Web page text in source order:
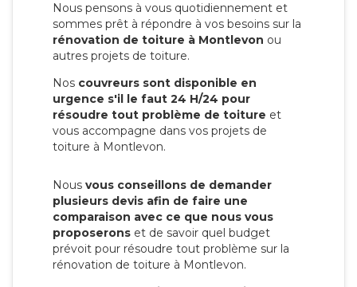
Nous pensons à vous quotidiennement et
sommes prêt à répondre à vos besoins sur la
rénovation de toiture à Montlevon ou
autres projets de toiture.
Nos couvreurs sont disponible en
urgence s'il le faut 24 H/24 pour
résoudre tout problème de toiture et
vous accompagne dans vos projets de
toiture à Montlevon.
Nous vous conseillons de demander
plusieurs devis afin de faire une
comparaison avec ce que nous vous
proposerons et de savoir quel budget
prévoit pour résoudre tout problème sur la
rénovation de toiture à Montlevon.